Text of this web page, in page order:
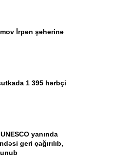
MN-in “İstirahət
sabiq rəisi barəsində
İrpen şəhərinə
1 395 hərbçi
yanında
geri çağırılıb,